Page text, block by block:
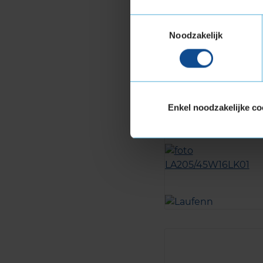
Noodzakelijk
Enkel noodzakelijke